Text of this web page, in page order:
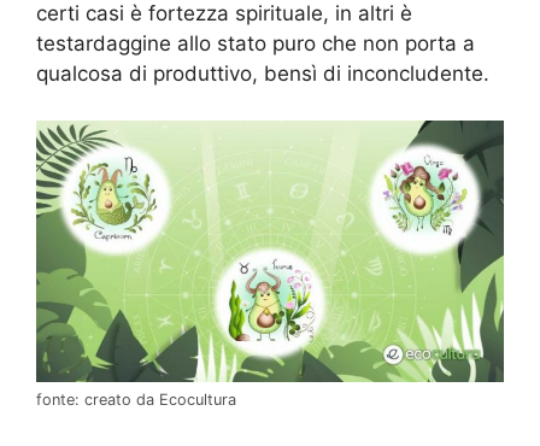
certi casi è fortezza spirituale, in altri è
testardaggine allo stato puro che non porta a
qualcosa di produttivo, bensì di inconcludente.
fonte: creato da Ecocultura